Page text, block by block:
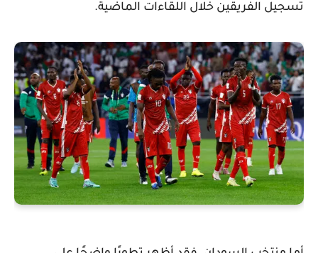
تسجيل الفريقين خلال اللقاءات الماضية.